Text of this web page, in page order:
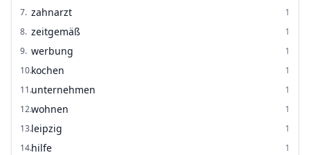
7. zahnarzt
1
8. zeitgemäß
1
9. werbung
1
10.kochen
1
11.unternehmen
1
12.wohnen
1
13.leipzig
1
14.hilfe
1